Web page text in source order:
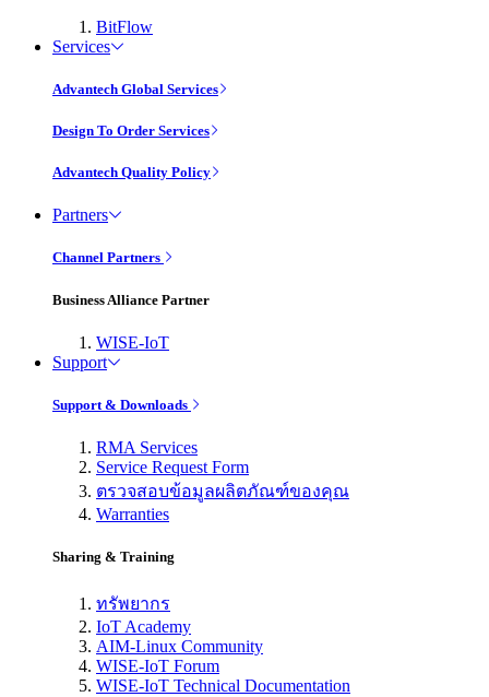
BitFlow
Services
Advantech Global Services
Design To Order Services
Advantech Quality Policy
Partners
Channel Partners
Business Alliance Partner
WISE-IoT
Support
Support & Downloads
RMA Services
Service Request Form
ตรวจสอบข้อมูลผลิตภัณฑ์ของคุณ
Warranties
Sharing & Training
ทรัพยากร
IoT Academy
AIM-Linux Community
WISE-IoT Forum
WISE-IoT Technical Documentation